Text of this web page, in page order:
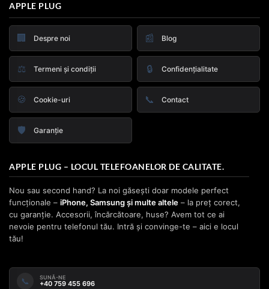
APPLE PLUG
🏢 Despre noi 📰 Blog
⚖️ Termeni și condiții 🔒 Confidențialitate
🍪 Cookie-uri 📞 Contact
🛡️ Garanție
APPLE PLUG – LOCUL TELEFOANELOR DE CALITATE.
Nou sau second hand? La noi găsești doar modele perfect
funcționale – iPhone, Samsung și multe altele – la preț corect,
cu garanție. Accesorii, încărcătoare, huse? Avem tot ce ai
nevoie pentru telefonul tău. Intră și convinge-te – aici e locul
tău!
📞 SUNĂ-NE
+40 759 455 696